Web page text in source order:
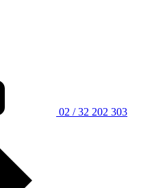
02 / 32 202 303